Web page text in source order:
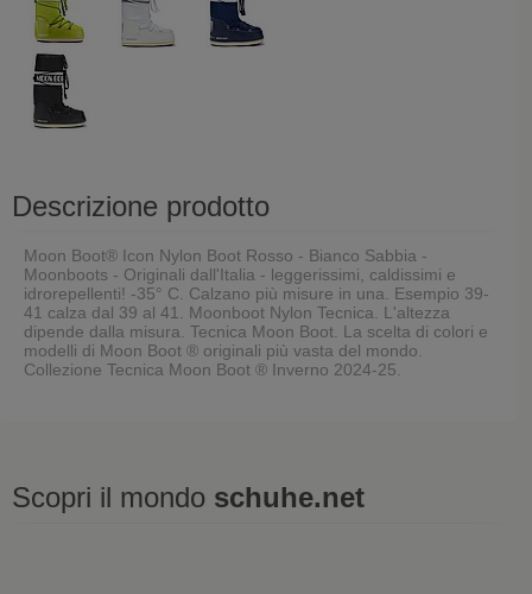
Descrizione prodotto
Moon Boot® Icon Nylon Boot Rosso - Bianco Sabbia -
Moonboots - Originali dall'Italia - leggerissimi, caldissimi e
idrorepellenti! -35° C. Calzano più misure in una. Esempio 39-
41 calza dal 39 al 41. Moonboot Nylon Tecnica. L'altezza
dipende dalla misura. Tecnica Moon Boot. La scelta di colori e
modelli di Moon Boot ® originali più vasta del mondo.
Collezione Tecnica Moon Boot ® Inverno 2024-25.
Scopri il mondo schuhe.net